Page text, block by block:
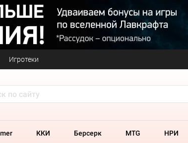
Игротеки
ККИ Берсерк MTG НРИ